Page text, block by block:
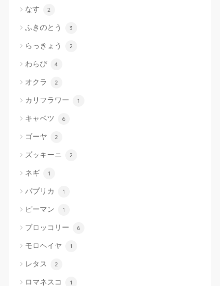
なす 2
ふきのとう 3
らっきょう 2
わらび 4
オクラ 2
カリフラワー 1
キャベツ 6
ゴーヤ 2
ズッキーニ 2
ネギ 1
パプリカ 1
ピーマン 1
ブロッコリー 6
モロヘイヤ 1
レタス 2
ロマネスコ 1